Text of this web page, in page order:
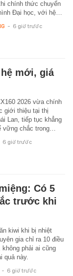
chính thức chuyển
Đại học, với hệ…
- 6 giờ trước
mới, giá
2026 vừa chính
giới thiệu tại thị
Lan, tiếp tục khẳng
vững chắc trong…
6 giờ trước
Có 5
trước khi
kiwi khi bị nhiệt
gia chỉ ra 10 điều
phải ai cũng
quả này.
- 6 giờ trước